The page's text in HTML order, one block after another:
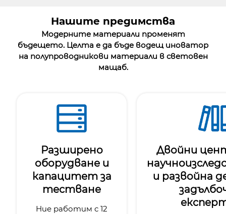
Нашите предимства
Модерните материали променят
бъдещето. Целта е да бъде водещ иноватор
на полупроводникови материали в световен
мащаб.
Разширено
оборудване и
капацитет за
тестване
Ние работим с 12
Двойни
и развойна